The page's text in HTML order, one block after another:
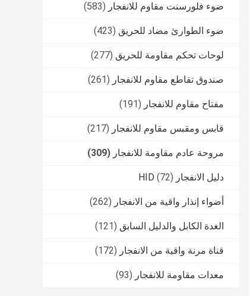
ضوء فلورسنت مقاوم للانفجار (583)
ضوء الطوارئ مضاد للحريق (423)
لوحات تحكم مقاومة للحريق (277)
صندوق تقاطع مقاوم للانفجار (261)
مفتاح مقاوم للانفجار (191)
قابس ومقبس مقاوم للانفجار (217)
مروحة عادم مقاومة للانفجار (309)
دليل الانفجار HID (72)
أضواء إنذار واقية من الانفجار (262)
الغدة الكابل والدليل السابق (121)
قناة مرنة واقية من الانفجار (172)
معدات مقاومة للانفجار (93)